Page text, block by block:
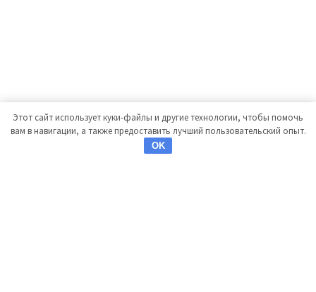
Этот сайт использует куки-файлы и другие технологии, чтобы помочь
вам в навигации, а также предоставить лучший пользовательский опыт.
OK